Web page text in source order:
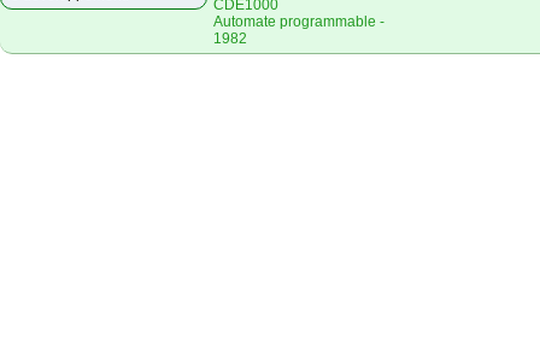
CDE1000
Automate programmable -
1982